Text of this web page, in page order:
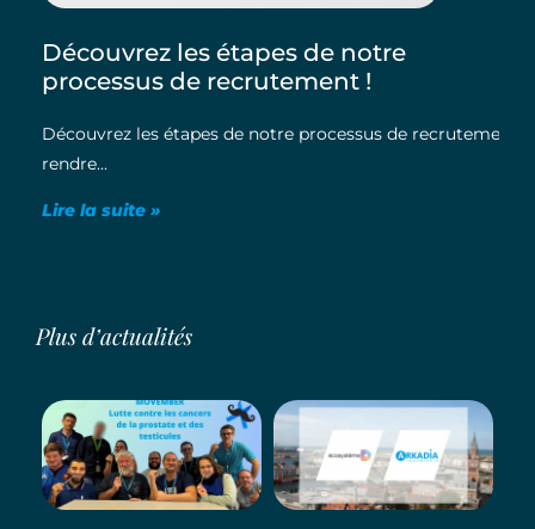
Découvrez les étapes de notre
processus de recrutement !
Découvrez les étapes de notre processus de recrutement
rendre
Lire la suite »
Plus d’actualités